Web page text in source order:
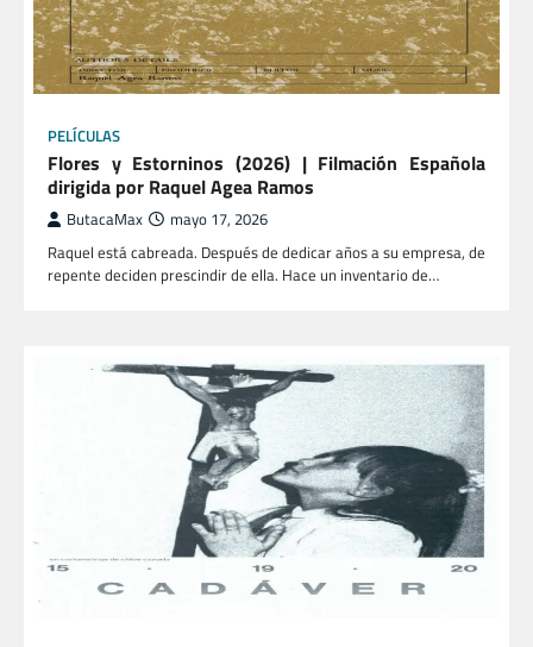
PELÍCULAS
Flores y Estorninos (2026) | Filmación Española
dirigida por Raquel Agea Ramos
ButacaMax mayo 17, 2026
Raquel está cabreada. Después de dedicar años a su empresa, de
repente deciden prescindir de ella. Hace un inventario de…